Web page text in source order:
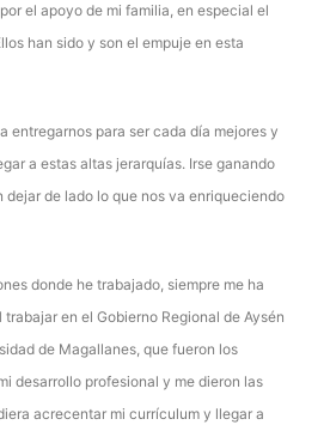
el apoyo de mi familia, en especial el
han sido y son el empuje en esta
entregarnos para ser cada día mejores y
a estas altas jerarquías. Irse ganando
dejar de lado lo que nos va enriqueciendo
donde he trabajado, siempre me ha
en el Gobierno Regional de Aysén
de Magallanes, que fueron los
desarrollo profesional y me dieron las
acrecentar mi currículum y llegar a